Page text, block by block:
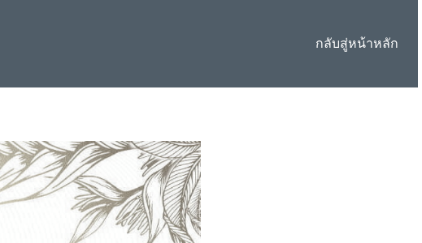
กลับสู่หน้าหลัก